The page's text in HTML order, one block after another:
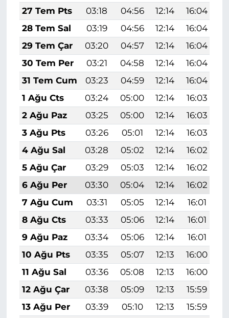
27 Tem Pts
03:18 04:56 12:14 16:04
28 Tem Sal
03:19 04:56 12:14 16:04
29 Tem Çar
03:20 04:57 12:14 16:04
30 Tem Per
03:21 04:58 12:14 16:04
31 Tem Cum
03:23 04:59 12:14 16:04
1 Ağu Cts
03:24 05:00 12:14 16:03
2 Ağu Paz
03:25 05:00 12:14 16:03
3 Ağu Pts
03:26 05:01 12:14 16:03
4 Ağu Sal
03:28 05:02 12:14 16:02
5 Ağu Çar
03:29 05:03 12:14 16:02
6 Ağu Per
03:30 05:04 12:14 16:02
7 Ağu Cum
03:31 05:05 12:14 16:01
8 Ağu Cts
03:33 05:06 12:14 16:01
9 Ağu Paz
03:34 05:06 12:14 16:01
10 Ağu Pts
03:35 05:07 12:13 16:00
11 Ağu Sal
03:36 05:08 12:13 16:00
12 Ağu Çar
03:38 05:09 12:13 15:59
13 Ağu Per
03:39 05:10 12:13 15:59